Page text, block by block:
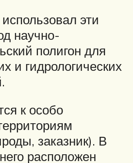
эти
научно-
полигон для
и гидрологических
к особо
заказник). В
расположен